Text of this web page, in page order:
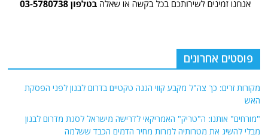
פוסטים אחרונים
מקורות זרים: כך צה"ל מקבע קווי הגנה טקטיים בדרום לבנון לפני הפסקת
האש
"מורחים" אותנו: ה"טריק" האמריקאי לדרישה מישראל לסגת מדרום לבנון
מבלי להשיג את מטרותיה למרות מחיר הדמים הכבד ששלמה